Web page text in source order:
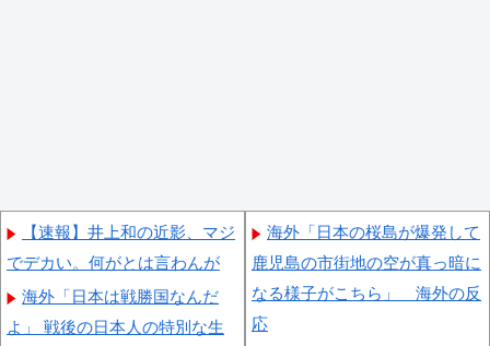
【速報】井上和の近影、マジ
でデカい。何がとは言わんが
海外「日本は戦勝国なんだ
よ」 戦後の日本人の特別な生
海外「日本の桜島が爆発して
鹿児島の市街地の空が真っ暗に
なる様子がこちら」 海外の反
応